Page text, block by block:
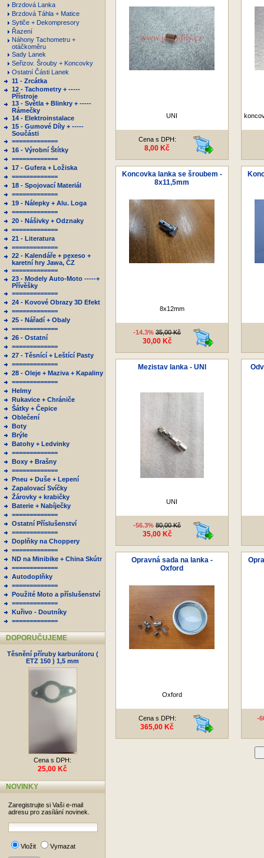
Brzdová Lanka
Brzdová Táhla + Matice
Sytiče + Dekompresory
Řazení
Náhony Tachometru +
otáčkoměru
Sady Lanek
Seřizov. Šrouby + Koncovky
Ostatní Části Lanek
11 - Zrcátka
12 - Tachometry + -----
Přístroje
13 - Světla + Blinkry + -----
Rámečky
14 - Elektroinstalace
15 - Gumové Díly + -----
Součásti
=============
16 - Výrobní Štítky
=============
17 - Gufera + Ložiska
=============
18 - Spojovací Materiál
=============
19 - Nálepky + Alu. Loga
=============
20 - Nášivky + Odznaky
=============
21 - Literatura
=============
22 - Kalendáře + pexeso +
karetní hry Jawa, ČZ
=============
23 - Modely Auto-Moto -----+
Přívěšky
=============
24 - Kovové Obrazy 3D Efekt
=============
25 - Nářadí + Obaly
=============
26 - Ostatní
=============
27 - Těsnící + Leštící Pasty
=============
28 - Oleje + Maziva + Kapaliny
=============
Helmy
Rukavice + Chrániče
Šátky + Čepice
Oblečení
Boty
Brýle
Batohy + Ledvinky
=============
Boxy + Brašny
=============
Pneu + Duše + Lepení
Zapalovací Svíčky
Žárovky + krabičky
Baterie + Nabíječky
=============
Ostatní Příslušenství
=============
Doplňky na Choppery
=============
ND na Minibike + China Skútr
=============
Autodoplňky
=============
Použité Moto a příslušenství
=============
Kuřivo - Doutníky
=============
DOPORUČUJEME
Těsnění příruby karburátoru (
ETZ 150 ) 1,5 mm
Cena s DPH:
25,00 Kč
NOVINKY
Zaregistrujte si Vaši e-mail
adresu pro zasílání novinek.
Vložit Vymazat
UNI
Cena s DPH:
8,00 Kč
Koncovka lanka se šroubem -
8x11,5mm
8x12mm
-14.3% 35,00 Kč
30,00 Kč
Mezistav lanka - UNI
UNI
-56.3% 80,00 Kč
35,00 Kč
Opravná sada na lanka -
Oxford
Oxford
Cena s DPH:
365,00 Kč
-